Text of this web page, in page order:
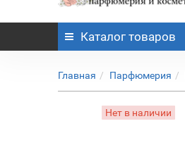
Каталог товаров
Главная Парфюмерия
Нет в наличии